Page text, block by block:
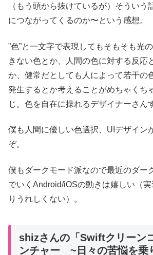
（もう頭から抜けているが）そういう
につながってくるのか〜という感想。
”色”と一文字で表現してもそもそも光
きない色とか、人間の色に対する反応
か、健常だとしても人によって若干の
発生するとか考えることがめちゃくち
じ。色を自在に操れるデザイナーさん
僕も人間に優しい色選択、UIデザイン
ぞ。
僕もダークモード派なので最近のダー
でいくAndroid/iOSの動きは嬉しい（実
りうれしくない）。
shizさんの「Swiftクリーン
ンチャー ~日々の苦悩を乗